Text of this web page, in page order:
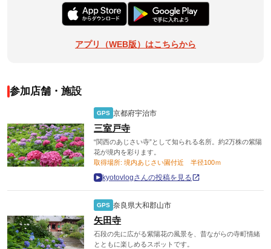
アプリ（WEB版）はこちらから
参加店舗・施設
GPS 京都府宇治市
三室戸寺
“関西のあじさい寺”として知られる名所。約2万株の紫陽
花が境内を彩ります。
取得場所: 境内あじさい園付近 半径100ｍ
kyotovlogさんの投稿を見る
GPS 奈良県大和郡山市
矢田寺
石段の先に広がる紫陽花の風景を、昔ながらの寺町情緒
とともに楽しめるスポットです。